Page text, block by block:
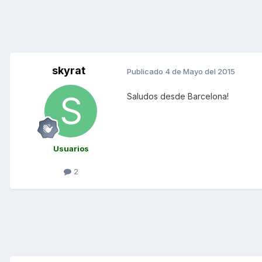
skyrat
Usuarios
2
Publicado 4 de Mayo del 2015
Saludos desde Barcelona!